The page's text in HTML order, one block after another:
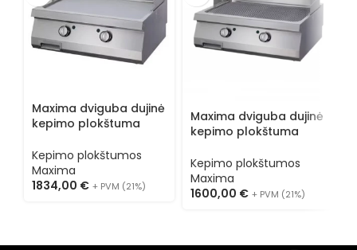
Maxima dviguba dujinė
kepimo plokštuma
Kepimo plokštumos
Maxima
1834,00 € + PVM (21%)
Maxima dviguba dujinė
kepimo plokštuma
Kepimo plokštumos
Maxima
1600,00 € + PVM (21%)